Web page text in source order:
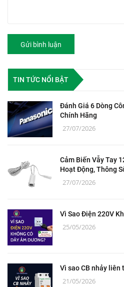
Gửi bình luận
TIN TỨC NỔI BẬT
Đánh Giá 6 Dòng
Chính Hãng
27/07/2026
Cảm Biến Vẫy Tay
Hoạt Động, Thông
27/07/2026
Vì Sao Điện 220V
25/05/2026
Vì sao CB nhảy liên
21/05/2026